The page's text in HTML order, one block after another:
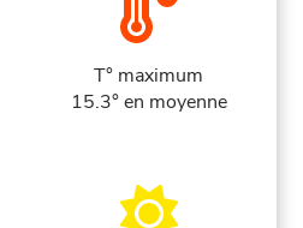
T° maximum
15.3° en moyenne